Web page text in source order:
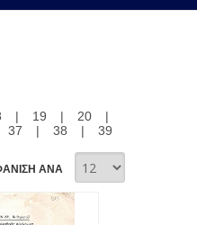
| 19 | 20
|
37 | 38 |
39
ΑΝΑ